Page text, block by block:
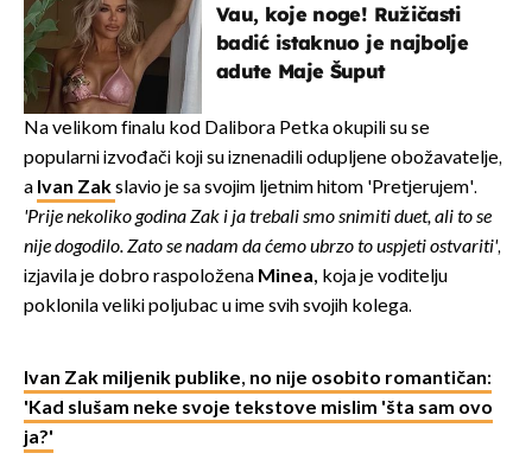
Vau, koje noge! Ružičasti
badić istaknuo je najbolje
adute Maje Šuput
Na velikom finalu kod Dalibora Petka okupili su se
popularni izvođači koji su iznenadili odupljene obožavatelje,
a Ivan Zakslavio je sa svojim ljetnim hitom 'Pretjerujem'.
'Prije nekoliko godina Zak i ja trebali smo snimiti duet, ali to se
nije dogodilo. Zato se nadam da ćemo ubrzo to uspjeti ostvariti',
izjavila je dobro raspoložena Minea, koja je voditelju
poklonila veliki poljubac u ime svih svojih kolega.
Ivan Zak miljenik publike, no nije osobito romantičan:
'Kad slušam neke svoje tekstove mislim 'šta sam ovo
ja?'